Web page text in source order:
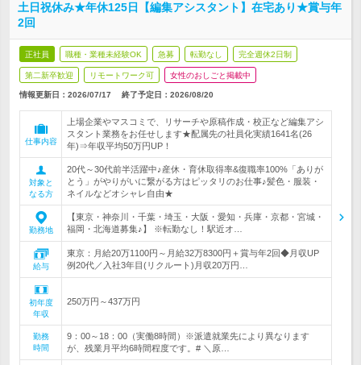
土日祝休み★年休125日【編集アシスタント】在宅あり★賞与年
2回
正社員 職種・業種未経験OK 急募 転勤なし 完全週休2日制
第二新卒歓迎 リモートワーク可 女性のおしごと掲載中
情報更新日：2026/07/17 終了予定日： 2026/08/20
仕事内容
上場企業やマスコミで、リサーチや原稿作成・校正など編集アシ
スタント業務をお任せします★配属先の社員化実績1641名(26
年)⇒年収平均50万円UP！
対象と
なる方
20代～30代前半活躍中♪産休・育休取得率&復職率100%「ありが
とう」がやりがいに繋がる方はピッタリのお仕事♪髪色・服装・
ネイルなどオシャレ自由★
勤務地
【東京・神奈川・千葉・埼玉・大阪・愛知・兵庫・京都・宮城・
福岡・北海道募集♪】 ※転勤なし！駅近オ…
給与
東京：月給20万1100円～月給32万8300円＋賞与年2回◆月収UP
例20代／入社3年目(リクルート)月収20万円…
初年度
年収
250万円～437万円
勤務
時間
9：00～18：00（実働8時間）※派遣就業先により異なります
が、残業月平均6時間程度です。# ＼原…